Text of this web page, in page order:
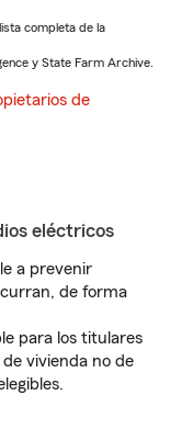
completa de la
y State Farm Archive.
de
eléctricos
a prevenir
de forma
para los titulares
vivienda no de